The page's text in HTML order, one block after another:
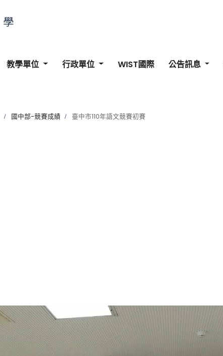
教學單位 行政單位 WIST國際 公告訊息
國中部-競賽成績 臺中市110年語文競賽初賽